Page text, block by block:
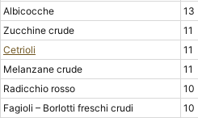
Albicocche
13
Zucchine crude
11
Cetrioli
11
Melanzane crude
11
Radicchio rosso
10
Fagioli – Borlotti freschi crudi
10